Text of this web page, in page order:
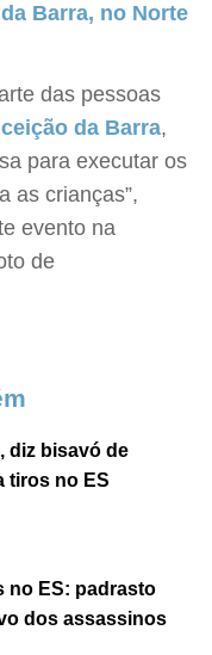
Barra, no Norte
das pessoas
da Barra,
para executar os
as crianças”,
evento na
de
diz bisavó de
tiros no ES
no ES: padrasto
dos assassinos